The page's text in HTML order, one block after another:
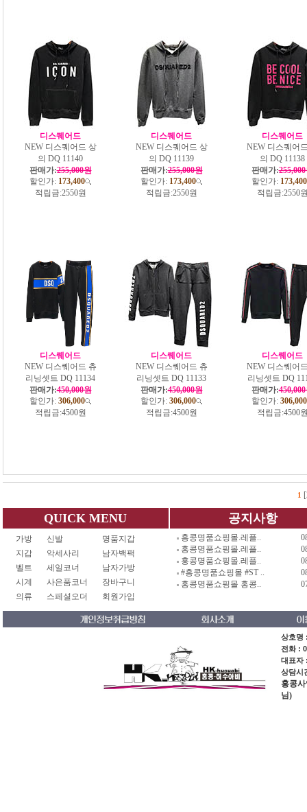
디스퀘어드
NEW 디스퀘어드 상
의 DQ 11140
판매가:255,000원
할인가: 173,400
적립금:2550원
디스퀘어드
NEW 디스퀘어드 상
의 DQ 11139
판매가:255,000원
할인가: 173,400
적립금:2550원
디스퀘어드
NEW 디스퀘어
의 DQ 11138
판매가:
할인가: 173,400
적립금:2550
디스퀘어드
NEW 디스퀘어드 츄
리닝셋트 DQ 11134
판매가:450,000원
할인가: 306,000
적립금:4500원
디스퀘어드
NEW 디스퀘어드 츄
리닝셋트 DQ 11133
판매가:450,000원
할인가: 306,000
적립금:4500원
디스퀘어드
NEW 디스퀘어
리닝셋트 DQ
판매가:
할인가: 306,000
적립금:4500
1
QUICK MENU
가방 신발
명품지갑
지갑
악세사리
남자백팩
벨트
세일코너
남자가방
시계
사은품코너
장바구니
의류
스페셜오더 회원가입
공지사항
홍콩명품쇼핑몰.레플..
홍콩명품쇼핑몰.레플..
홍콩명품쇼핑몰.레플..
#홍콩명품쇼핑몰 #ST ..
홍콩명품쇼핑몰 홍콩..
상호명
전화 :
대표자
상담시
홍콩
님)